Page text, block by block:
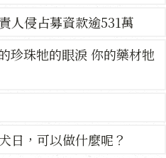
人侵占募資款逾531萬
珍珠牠的眼淚 你的藥材牠
日，可以做什麼呢？